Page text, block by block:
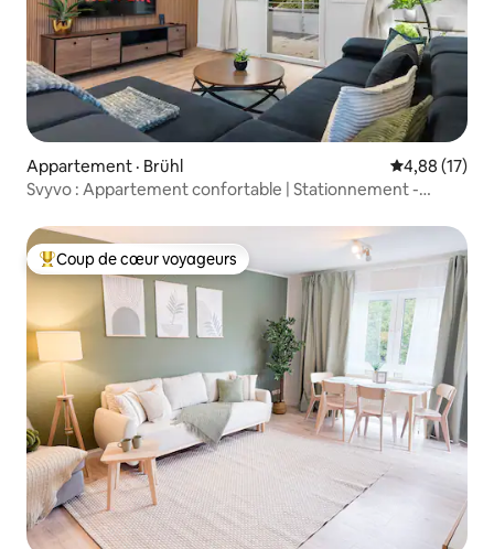
Appartement · Brühl Note
4,88 (17)
Svyvo : Appartement confortable | Stationnement -
Coup de cœur voyageurs parmi les plus aimés
Coup de cœur voyageurs